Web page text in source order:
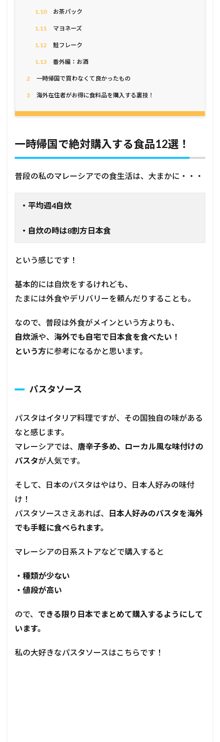
1.10 お茶パック
1.11 マヨネーズ
1.12 鮭フレーク
1.13 番外編：お酒
2 一時帰国で買わなくて良かったもの
3 海外在住者がお得に食料品を購入する裏技！
一時帰国で絶対購入する食品12選！
普段の私のマレーシアでの食生活は、大まかに・・・
・平均週4自炊
・自炊の時は8割方日本食
という感じです！
基本的には自炊をするけれども、
たまには外食やデリバリーを頼んだりすることも。
なので、普段は外食がメインという方よりも、
自炊派や、 海外でも自宅で日本食を食べたい！
という方に参考になるかと思います。
パスタソース
パスタはイタリア料理ですが、その国独自の味がある
なと感じます。
マレーシアでは、 唐辛子多め、ローカル風な味付けの
パスタが人気です。
そして、日本のパスタはやはり、日本人好みの味付
け！
パスタソースさえあれば、
日本人好みのパスタを海外
でも手軽に食べられます。
マレーシアの日系ストアなどで購入すると
・種類が少ない
・値段が高い
ので、 できる限り日本でまとめて購入するようにして
います。
私の大好きなパスタソースはこちらです！